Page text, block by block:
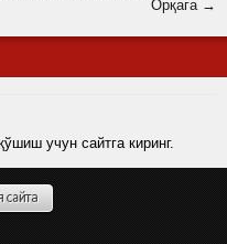
Орқага →
учун сайтга киринг.